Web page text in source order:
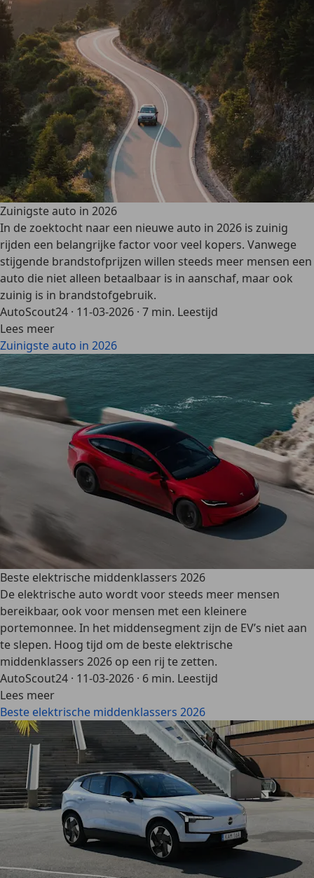
Zuinigste auto in 2026
In de zoektocht naar een nieuwe auto in 2026 is zuinig
rijden een belangrijke factor voor veel kopers. Vanwege
stijgende brandstofprijzen willen steeds meer mensen een
auto die niet alleen betaalbaar is in aanschaf, maar ook
zuinig is in brandstofgebruik.
AutoScout24 · 11-03-2026 · 7 min. Leestijd
Lees meer
Zuinigste auto in 2026
Beste elektrische middenklassers 2026
De elektrische auto wordt voor steeds meer mensen
bereikbaar, ook voor mensen met een kleinere
portemonnee. In het middensegment zijn de EV’s niet aan
te slepen. Hoog tijd om de beste elektrische
middenklassers 2026 op een rij te zetten.
AutoScout24 · 11-03-2026 · 6 min. Leestijd
Lees meer
Beste elektrische middenklassers 2026